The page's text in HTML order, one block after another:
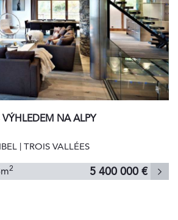
NA ALPY
| TROIS VALLÉES
2 5 400 000 €